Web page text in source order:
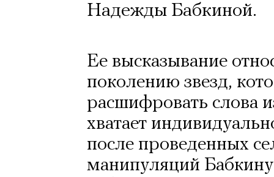
Надежды Бабкиной.
Ее высказывание
поколению звезд,
расшифровать слова
хватает
после проведенных
манипуляций